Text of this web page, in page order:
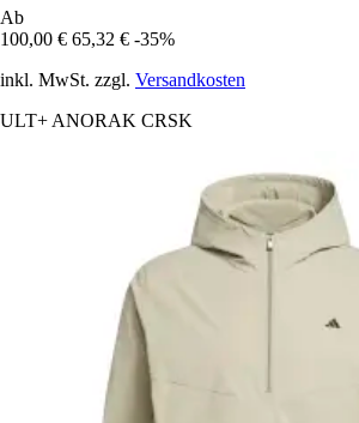
Ab
100,00 € 65,32 € -35%
inkl. MwSt. zzgl. Versandkosten
ULT+ ANORAK CRSK